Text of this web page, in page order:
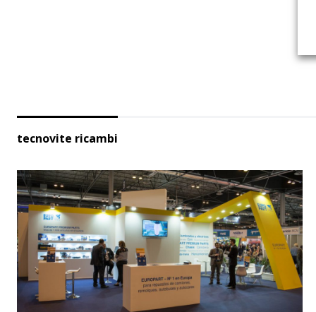
tecnovite ricambi